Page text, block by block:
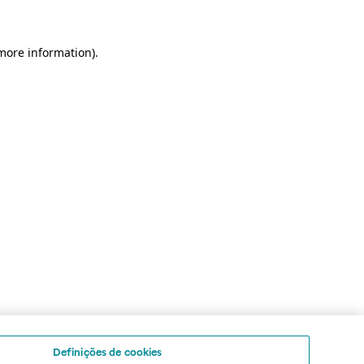
information).
Definições de cookies